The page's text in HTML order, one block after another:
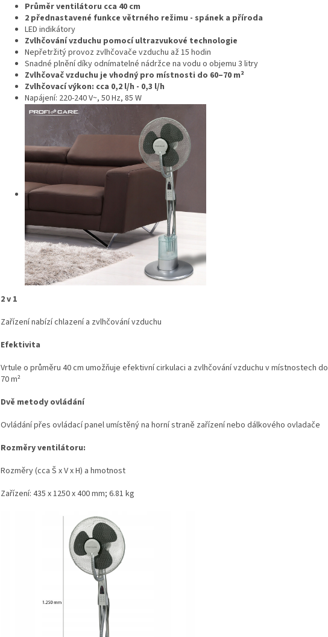
Průměr ventilátoru cca 40 cm
2 přednastavené funkce větrného režimu - spánek a příroda
LED indikátory
Zvlhčování vzduchu pomocí ultrazvukové technologie
Nepřetržitý provoz zvlhčovače vzduchu až 15 hodin
Snadné plnění díky odnímatelné nádržce na vodu o objemu 3 litry
Zvlhčovač vzduchu je vhodný pro místnosti do 60–70 m²
Zvlhčovací výkon: cca 0,2 l/h - 0,3 l/h
Napájení: 220-240 V~, 50 Hz, 85 W
2 v 1
Zařízení nabízí chlazení a zvlhčování vzduchu
Efektivita
Vrtule o průměru 40 cm umožňuje efektivní cirkulaci a zvlhčování vzduchu v místnostech do
70 m²
Dvě metody ovládání
Ovládání přes ovládací panel umístěný na horní straně zařízení nebo dálkového ovladače
Rozměry ventilátoru:
Rozměry (cca Š x V x H) a hmotnost
Zařízení: 435 x 1250 x 400 mm; 6.81 kg